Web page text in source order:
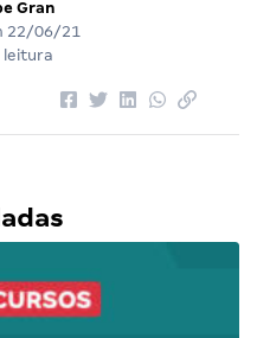
Gran
22/06/21
leitura